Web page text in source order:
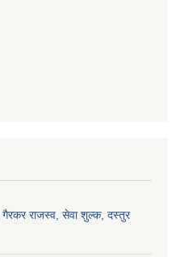
राजस्व, सेवा शुल्क, दस्तुर